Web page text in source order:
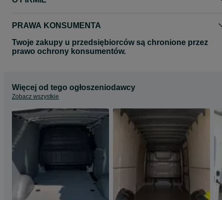
Zapraszamy na nasze pozostałe aukcje gdzie znajda Państwo
PRAWA KONSUMENTA
Twoje zakupy u przedsiębiorców są chronione przez
prawo ochrony konsumentów.
Więcej od tego ogłoszeniodawcy
Zobacz wszystkie